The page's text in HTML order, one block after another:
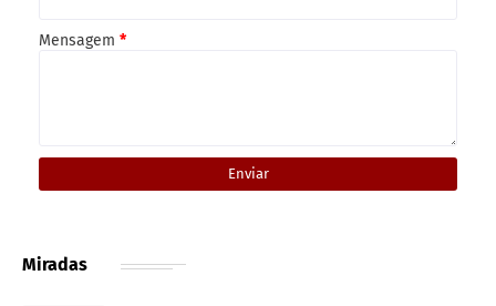
Mensagem *
Miradas